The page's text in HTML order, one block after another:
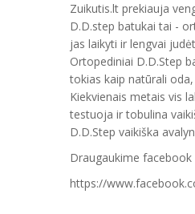
Zuikutis.lt prekiauja
D.D.step batukai tai -
jas laikyti ir lengvai
Ortopediniai D.D.Step
tokias kaip natūrali
Kiekvienais metais vis
testuoja ir tobulina
D.D.Step vaikiška
Draugaukime facebook
https://